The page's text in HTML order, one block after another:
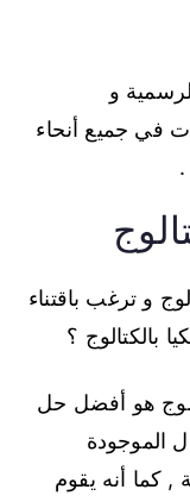
و
في جميع أنحاء
.
و ترغب باقتناء
بالكتالوج ؟
هو أفضل حل
الموجودة
, كما أنه يقوم